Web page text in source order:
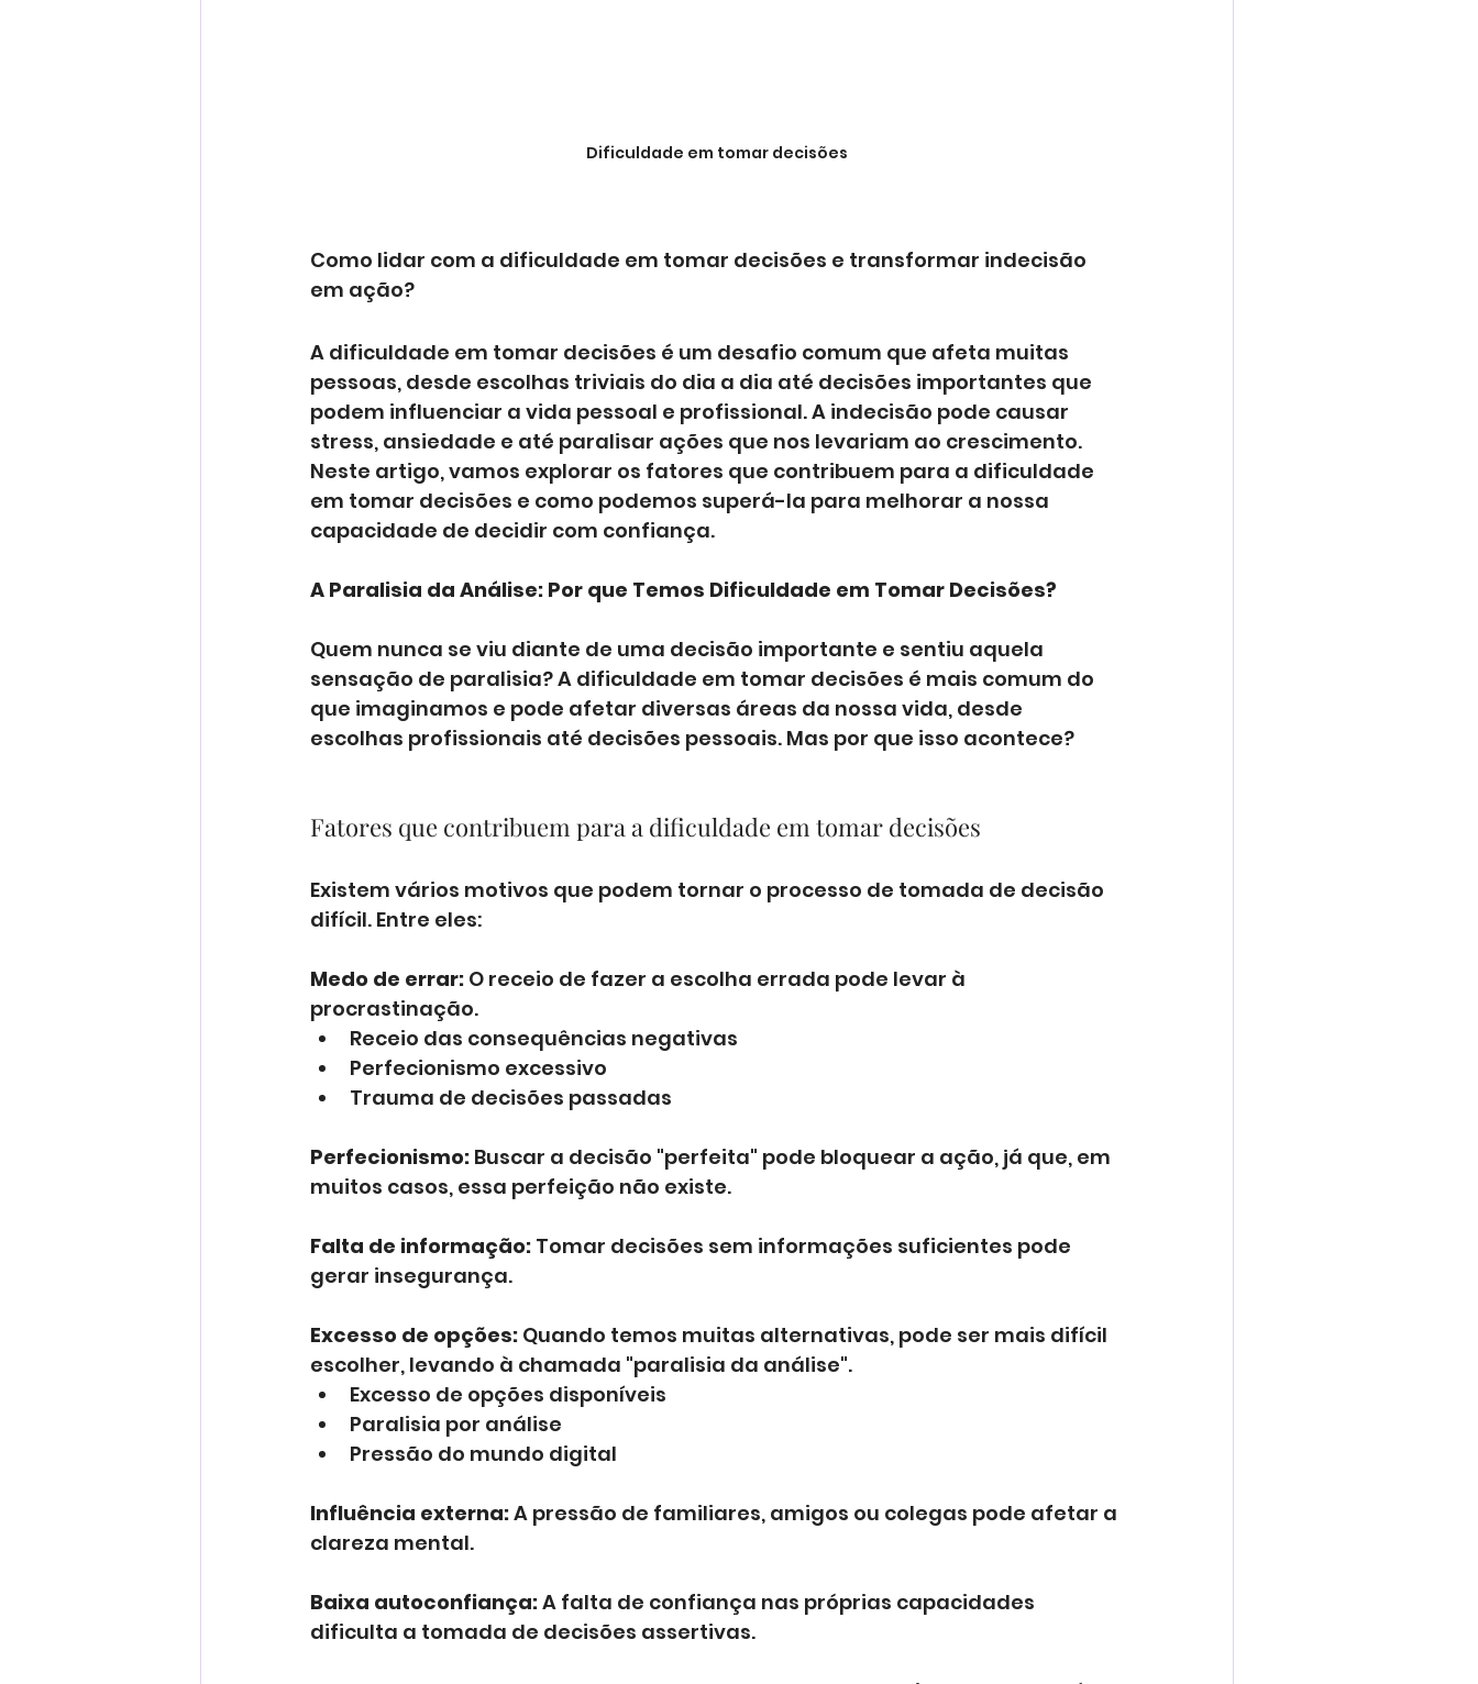
Dificuldade em tomar decisões
Como lidar com a dificuldade em tomar decisões e transformar indecisão
em ação?
A dificuldade em tomar decisões é um desafio comum que afeta muitas
pessoas, desde escolhas triviais do dia a dia até decisões importantes que
podem influenciar a vida pessoal e profissional. A indecisão pode causar
stress, ansiedade e até paralisar ações que nos levariam ao crescimento.
Neste artigo, vamos explorar os fatores que contribuem para a dificuldade
em tomar decisões e como podemos superá-la para melhorar a nossa
capacidade de decidir com confiança.
A Paralisia da Análise: Por que Temos Dificuldade em Tomar Decisões?
Quem nunca se viu diante de uma decisão importante e sentiu aquela
sensação de paralisia? A dificuldade em tomar decisões é mais comum do
que imaginamos e pode afetar diversas áreas da nossa vida, desde
escolhas profissionais até decisões pessoais. Mas por que isso acontece?
Fatores que contribuem para a dificuldade em tomar decisões
Existem vários motivos que podem tornar o processo de tomada de decisão
difícil. Entre eles:
Medo de errar: O receio de fazer a escolha errada pode levar à
procrastinação.
Receio das consequências negativas
Perfecionismo excessivo
Trauma de decisões passadas
Perfecionismo: Buscar a decisão "perfeita" pode bloquear a ação, já que, em
muitos casos, essa perfeição não existe.
Falta de informação: Tomar decisões sem informações suficientes pode
gerar insegurança.
Excesso de opções: Quando temos muitas alternativas, pode ser mais difícil
escolher, levando à chamada "paralisia da análise".
Excesso de opções disponíveis
Paralisia por análise
Pressão do mundo digital
Influência externa: A pressão de familiares, amigos ou colegas pode afetar a
clareza mental.
Baixa autoconfiança: A falta de confiança nas próprias capacidades
dificulta a tomada de decisões assertivas.